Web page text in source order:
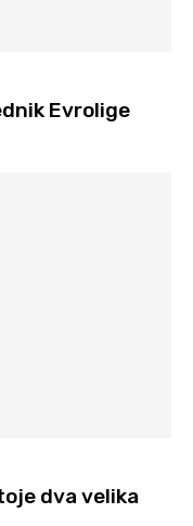
Evrolige
dva velika